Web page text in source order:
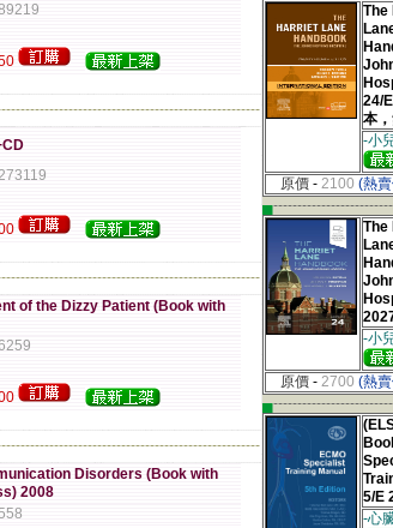
of the Dizzy Patient (Book with
Disorders (Book with
2008
The
24/
本
-小
原價 - 2100 (熱
▄
The
-小
原價 - 2700 (熱
▄
5/E
-心